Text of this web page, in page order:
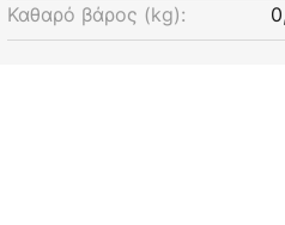
Καθαρό βάρος (kg):